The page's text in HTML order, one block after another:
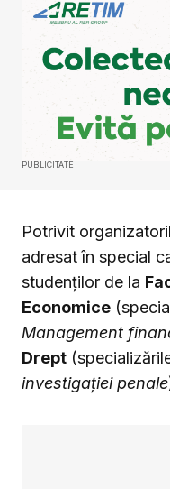
PUBLICITATE
Potrivit
adresat în special
studenților de la
Economice
Management
Drept
investigației penale